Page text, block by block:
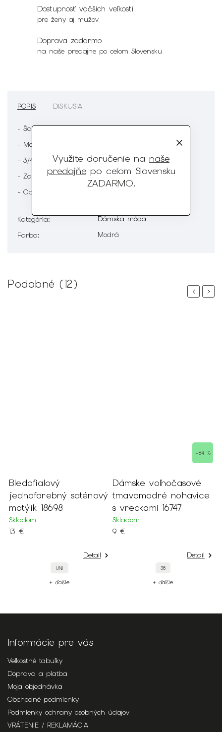
Využite doručenie na naše
predajňepo celom Slovensku
ZADARMO.
Dostupnosť väčších veľkostí
pre ženy aj mužov
Doprava zadarmo
na naše predajne po celom Slovensku
POPIS DISKUSIA
- Šaty
- Modrá farba
- 3/4 rukáv
- Zapínanie na gombíky
- Opasok
Kategória:
Dámska móda
Farba: Modrá
Podobné (12)
Previous
Bledofialový
jednofarebný saténový
motýlik 18698
Skladom
13 €
Detail
UNI
+ ďalšie
–84 %
Dámske voľnočasové
tmavomodré nohavice
s vreckami 16747
Skladom
9 €
Detail
38
+ ďalšie
Next
Informácie pre vás
Veľkostné tabuľky
Doprava a platba
Moja objednávka
Obchodné podmienky
Podmienky ochrany osobných údajov
VRÁTENIE / REKLAMÁCIA